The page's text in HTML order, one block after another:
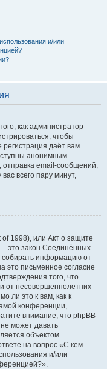
и/или
как администратор
чтобы
даёт вам
анонимным
email-сообщений,
всего пару минут,
of 1998), или Акт о защите
это закон Соединённых
собирать информацию от
это письменное согласие
того, что
от несовершеннолетних
ли это к вам, как к
конференции,
внимание, что phpBB
может давать
объектом
на вопрос «С кем
и/или